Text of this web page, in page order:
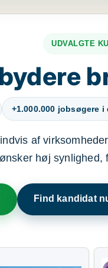
UDVALGTE
+1.000.000 jobsøgere i
af
høj
Find kandidat